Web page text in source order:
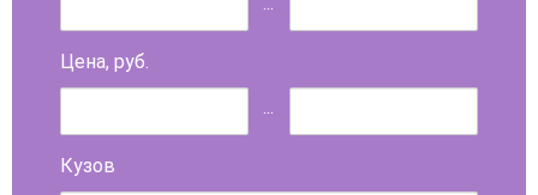
Цена, руб.
...
Кузов